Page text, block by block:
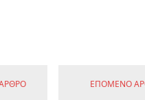
ΕΠΌΜΕΝΟ